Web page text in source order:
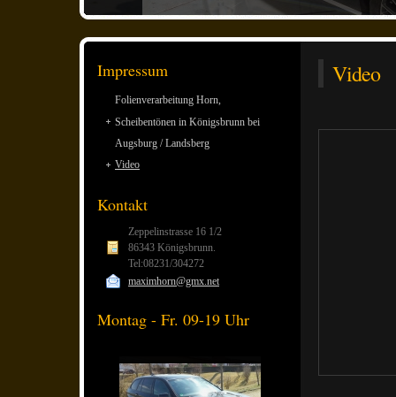
Video
Impressum
Folienverarbeitung Horn,
Scheibentönen in Königsbrunn bei
Augsburg / Landsberg
Video
Kontakt
Zeppelinstrasse 16 1/2
86343 Königsbrunn.
Tel:08231/304272
maximhorn@gmx.net
Montag - Fr. 09-19 Uhr